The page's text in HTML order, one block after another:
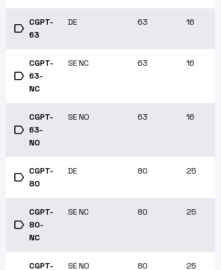
label CGPT-
63
DE 63 16
label
CGPT-
63-
NC
SE NC 63 16
label
CGPT-
63-
NO
SE NO 63 16
label CGPT-
80
DE 80 25
label
CGPT-
80-
NC
SE NC 80 25
CGPT-
SE NO 80 25